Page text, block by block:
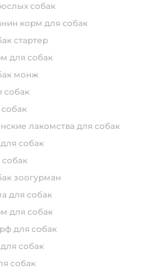
собак
корм для собак
стартер
для собак
монж
собак
собак
лакомства для собак
собак
собак
зоогурман
для собак
для собак
для собак
собак
собак